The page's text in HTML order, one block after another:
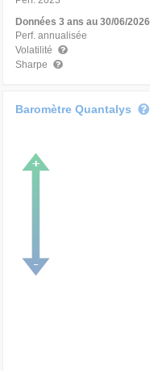
Données 3 ans au 30/06/2026
Perf. annualisée
Volatilité
Sharpe
Baromètre Quantalys